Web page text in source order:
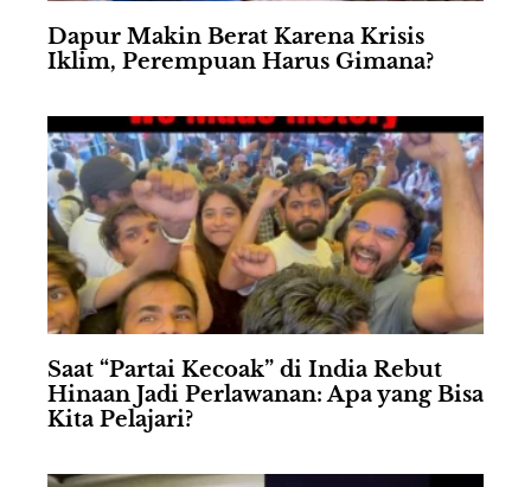
Dapur Makin Berat Karena Krisis
Iklim, Perempuan Harus Gimana?
Saat “Partai Kecoak” di India Rebut
Hinaan Jadi Perlawanan: Apa yang Bisa
Kita Pelajari?